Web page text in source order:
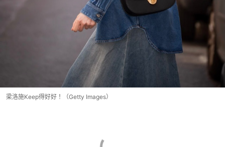
梁洛施Keep得好好！（Getty Images）